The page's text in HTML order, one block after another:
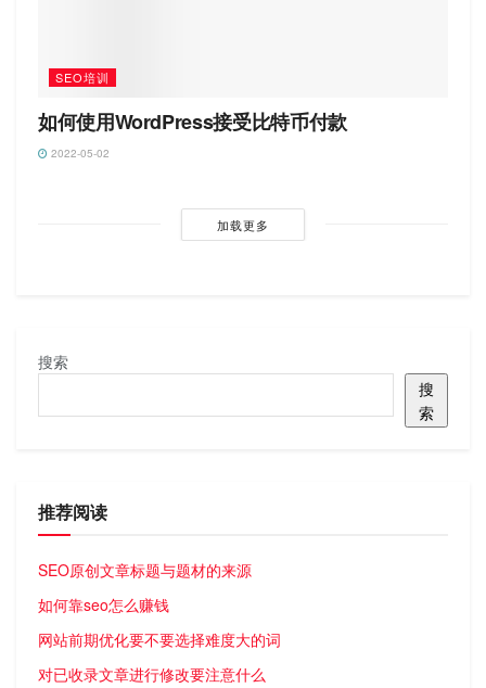
SEO培训
如何使用WordPress接受比特币付款
2022-05-02
加载更多
搜索
搜
索
推荐阅读
SEO原创文章标题与题材的来源
如何靠seo怎么赚钱
网站前期优化要不要选择难度大的词
对已收录文章进行修改要注意什么